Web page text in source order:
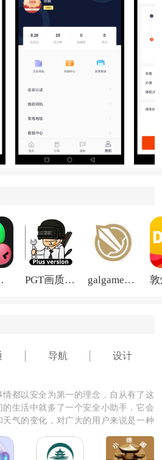
提供便捷操作和用户体验，让危
监控系统，确保货物安全运输，
择，提高收入和利润，使其能够
实时
PGT画质助手旧版 galgame游戏盒子2026
导航 设计
都以安全为第一的理念，自从有了这
生活中就多了一个安全小助手，它会
气的变化，对广大的用户来说是一种